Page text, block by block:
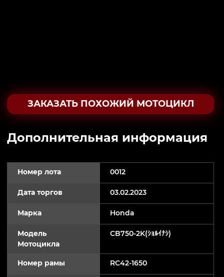
ЗАКАЗАТЬ ПОХОЖИЙ МОТОЦИКЛ
Дополнительная информация
Номер лота 0012
Дата торгов 03.02.2023
Марка Honda
Модель
Мотоцикла
CB750-2K(ｼｮﾙｲﾅｼ)
Номер рамы RC42-1650